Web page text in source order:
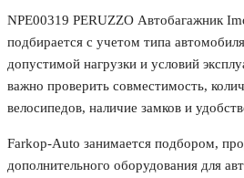
NPE00319 PERUZZO Автобагажник
подбирается с учетом типа
допустимой нагрузки и условий
важно проверить совместимость,
велосипедов, наличие замков и
Farkop-Auto занимается подбором,
дополнительного оборудования для